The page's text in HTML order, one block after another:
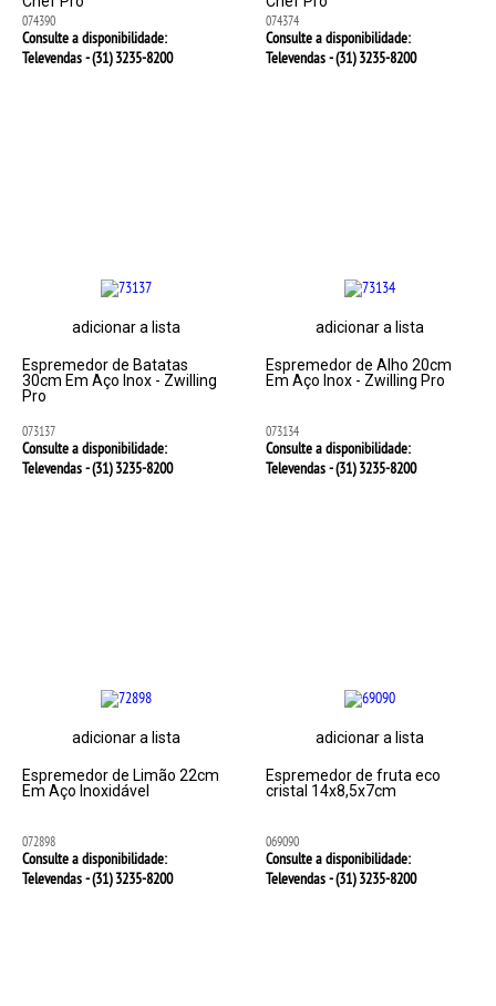
074390
Consulte a disponibilidade:
Televendas - (31)3235-8200
074374
Consulte a disponibilidade:
Televendas - (31)3235-8200
adicionar a lista
Espremedor de Batatas
30cm Em Aço Inox - Zwilling
Pro
073137
Consulte a disponibilidade:
Televendas - (31)3235-8200
adicionar a lista
Espremedor de Alho 20cm
Em Aço Inox - Zwilling Pro
073134
Consulte a disponibilidade:
Televendas - (31)3235-8200
adicionar a lista
Espremedor de Limão 22cm
Em Aço Inoxidável
072898
Consulte a disponibilidade:
Televendas - (31)3235-8200
adicionar a lista
Espremedor de fruta eco
cristal 14x8,5x7cm
069090
Consulte a disponibilidade:
Televendas - (31)3235-8200